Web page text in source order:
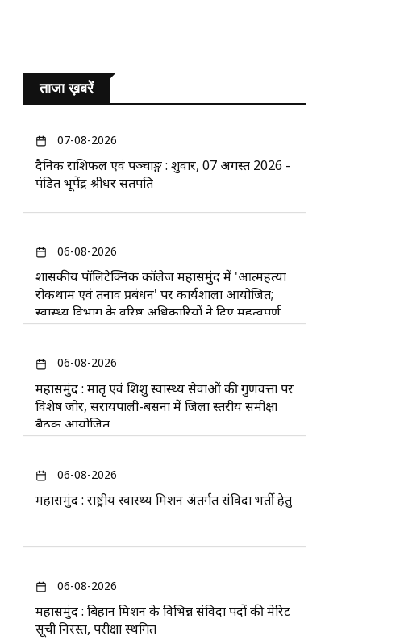
ताजा ख़बरें
07-08-2026
दैनिक राशिफल एवं पञ्चाङ्ग : शुक्रवार, 07 अगस्त 2026 -
पंडित भूपेंद्र श्रीधर सतपति
06-08-2026
​शासकीय पॉलिटेक्निक कॉलेज महासमुंद में 'आत्महत्या
रोकथाम एवं तनाव प्रबंधन' पर कार्यशाला आयोजित;
स्वास्थ्य विभाग के वरिष्ठ अधिकारियों ने दिए महत्वपूर्ण
सुझाव
06-08-2026
महासमुंद : मातृ एवं शिशु स्वास्थ्य सेवाओं की गुणवत्ता पर
विशेष जोर, सरायपाली-बसना में जिला स्तरीय समीक्षा
बैठक आयोजित
06-08-2026
महासमुंद : राष्ट्रीय स्वास्थ्य मिशन अंतर्गत संविदा भर्ती हेतु
06-08-2026
महासमुंद : बिहान मिशन के विभिन्न संविदा पदों की मेरिट
सूची निरस्त, परीक्षा स्थगित